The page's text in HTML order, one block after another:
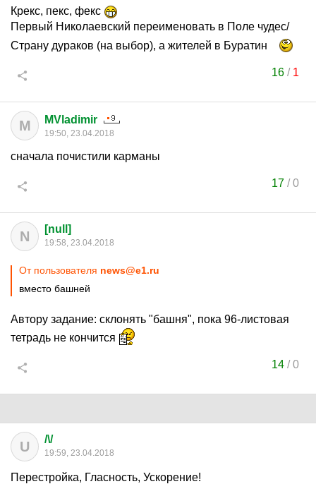
Крекс, пекс, фекс
Первый Николаевский переименовать в Поле чудес/
Страну дураков (на выбор), а жителей в Буратин
16 / 1
M MVladimir
19:50, 23.04.2018
сначала почистили карманы
17 /0
N [null]
19:58, 23.04.2018
От пользователя news@e1.ru
вместо башней
Автору задание: склонять "башня", пока 96-листовая
тетрадь не кончится
14 /0
U /\/
19:59, 23.04.2018
Перестройка, Гласность, Ускорение!